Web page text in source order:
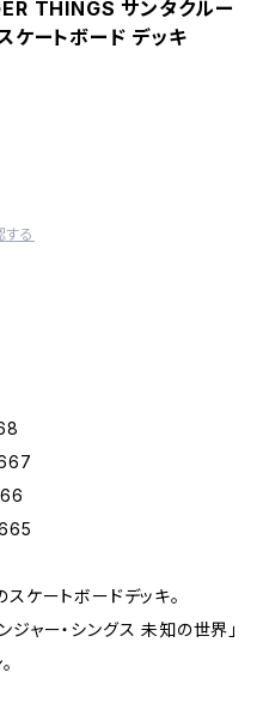
THINGS サンタクルー
ケートボード デッキ
る
ケートボードデッキ。
ャー・シングス 未知の世界」